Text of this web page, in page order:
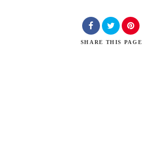
SHARE THIS PAGE